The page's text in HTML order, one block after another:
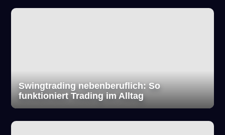
Swingtrading nebenberuflich: So
funktioniert Trading im Alltag